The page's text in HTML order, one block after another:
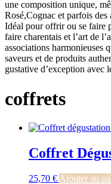
une composition unique,
Rosé,Cognac et parfois des
Idéal pour offrir ou se faire
faire charentais et l’art de
associations harmonieuses
saveurs et de produits
gustative d’exception
coffrets
Coffret
25,70 € Ajouter au